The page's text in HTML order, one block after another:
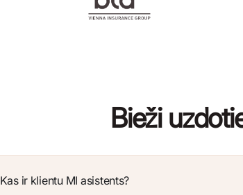
Bieži
Kas ir klientu MI asistents?